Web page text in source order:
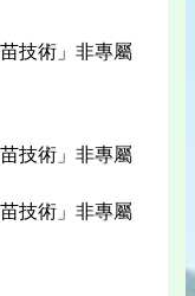
技術」非專屬
技術」非專屬
技術」非專屬